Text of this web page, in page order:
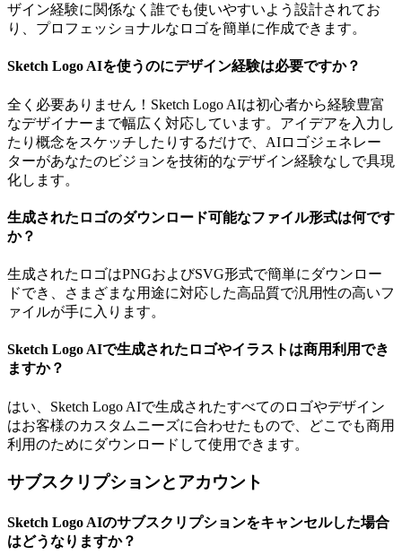
ザイン経験に関係なく誰でも使いやすいよう設計されてお
り、プロフェッショナルなロゴを簡単に作成できます。
Sketch Logo AIを使うのにデザイン経験は必要ですか？
全く必要ありません！Sketch Logo AIは初心者から経験豊富
なデザイナーまで幅広く対応しています。アイデアを入力し
たり概念をスケッチしたりするだけで、AIロゴジェネレー
ターがあなたのビジョンを技術的なデザイン経験なしで具現
化します。
生成されたロゴのダウンロード可能なファイル形式は何です
か？
生成されたロゴはPNGおよびSVG形式で簡単にダウンロー
ドでき、さまざまな用途に対応した高品質で汎用性の高いフ
ァイルが手に入ります。
Sketch Logo AIで生成されたロゴやイラストは商用利用でき
ますか？
はい、Sketch Logo AIで生成されたすべてのロゴやデザイン
はお客様のカスタムニーズに合わせたもので、どこでも商用
利用のためにダウンロードして使用できます。
サブスクリプションとアカウント
Sketch Logo AIのサブスクリプションをキャンセルした場合
はどうなりますか？